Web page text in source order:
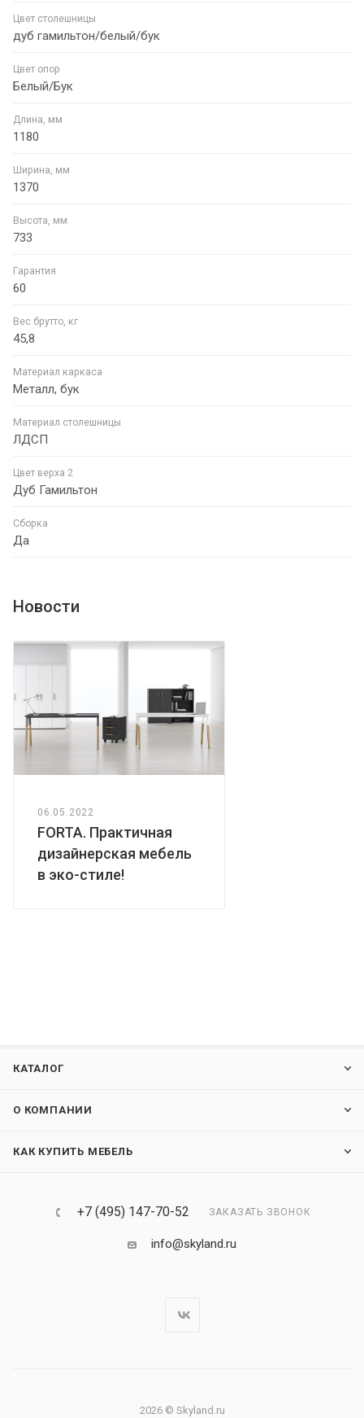
Цвет столешницы
дуб гамильтон/белый/бук
Цвет опор
Белый/Бук
Длина, мм
1180
Ширина, мм
1370
Высота, мм
733
Гарантия
60
Вес брутто, кг
45,8
Материал каркаса
Металл, бук
Материал столешницы
ЛДСП
Цвет верха 2
Дуб Гамильтон
Сборка
Да
Новости
06.05.2022
FORTA. Практичная
дизайнерская мебель
в эко-стиле!
КАТАЛОГ
О КОМПАНИИ
КАК КУПИТЬ МЕБЕЛЬ
+7 (495) 147-70-52 ЗАКАЗАТЬ ЗВОНОК
info@skyland.ru
2026 © Skyland.ru